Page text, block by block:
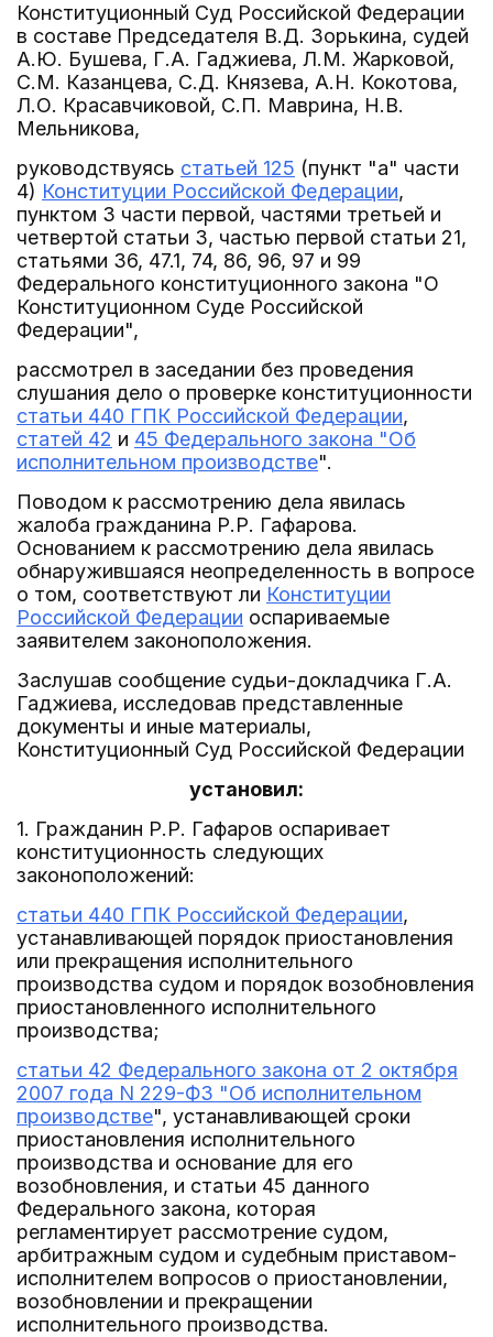
Конституционный Суд Российской Федерации
в составе Председателя В.Д. Зорькина, судей
А.Ю. Бушева, Г.А. Гаджиева, Л.М. Жарковой,
С.М. Казанцева, С.Д. Князева, А.Н. Кокотова,
Л.О. Красавчиковой, С.П. Маврина, Н.В.
Мельникова,
руководствуясь статьей 125 (пункт "а" части
4) Конституции Российской Федерации,
пунктом 3 части первой, частями третьей и
четвертой статьи 3, частью первой статьи 21,
статьями 36, 47.1, 74, 86, 96, 97 и 99
Федерального конституционного закона "О
Конституционном Суде Российской
Федерации",
рассмотрел в заседании без проведения
слушания дело о проверке конституционности
статьи 440 ГПК Российской Федерации,
статей 42 и 45 Федерального закона "Об
исполнительном производстве".
Поводом к рассмотрению дела явилась
жалоба гражданина Р.Р. Гафарова.
Основанием к рассмотрению дела явилась
обнаружившаяся неопределенность в вопросе
о том, соответствуют ли Конституции
Российской Федерации оспариваемые
заявителем законоположения.
Заслушав сообщение судьи-докладчика Г.А.
Гаджиева, исследовав представленные
документы и иные материалы,
Конституционный Суд Российской Федерации
установил:
1. Гражданин Р.Р. Гафаров оспаривает
конституционность следующих
законоположений:
статьи 440 ГПК Российской Федерации,
устанавливающей порядок приостановления
или прекращения исполнительного
производства судом и порядок возобновления
приостановленного исполнительного
производства;
статьи 42 Федерального закона от 2 октября
2007 года N 229-ФЗ "Об исполнительном
производстве", устанавливающей сроки
приостановления исполнительного
производства и основание для его
возобновления, и статьи 45 данного
Федерального закона, которая
регламентирует рассмотрение судом,
арбитражным судом и судебным приставом-
исполнителем вопросов о приостановлении,
возобновлении и прекращении
исполнительного производства.